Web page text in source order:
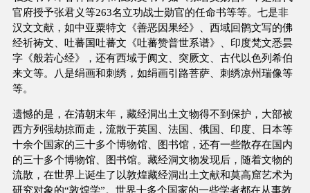
官府授予张君义等263名立功战士勋官的任命书等等。七是非
汉文文献，如中亚粟特文《善恶因果经》、西域回鹘文写的佛
经祈祷文、吐蕃国吐蕃文《吐蕃赞普世系谱》、印度梵文悉昙
字《般若心经》，还有西域于阗文、突厥文、古代以色列希伯
来文等。八是绢画和刺绣，如绢画引路菩萨、刺绣凉州瑞像等
等。
遗憾的是，在清朝末年，藏经洞出土文物得不到保护，大部被
西方列强劫掠而走，流散于英国、法国、俄国、印度、日本等
十余个国家的三十多个博物馆、图书馆，还有一些散存在国内
的三十多个博物馆、图书馆。藏经洞文物发现后，随着文物的
流散，在世界上诞生了以敦煌藏经洞出土文献和莫高窟艺术为
研究对象的“敦煌学”。世界十多个国家的一些学者都在从事敦